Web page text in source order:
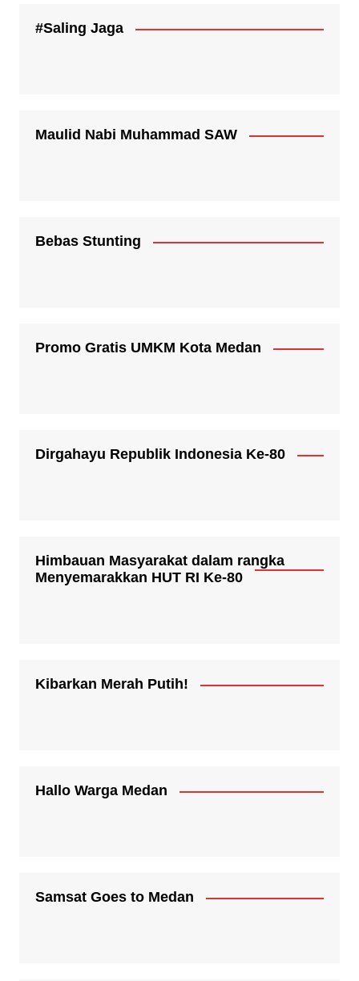
#Saling Jaga
Maulid Nabi Muhammad SAW
Bebas Stunting
Promo Gratis UMKM Kota Medan
Dirgahayu Republik Indonesia Ke-80
Himbauan Masyarakat dalam rangka
Menyemarakkan HUT RI Ke-80
Kibarkan Merah Putih!
Hallo Warga Medan
Samsat Goes to Medan